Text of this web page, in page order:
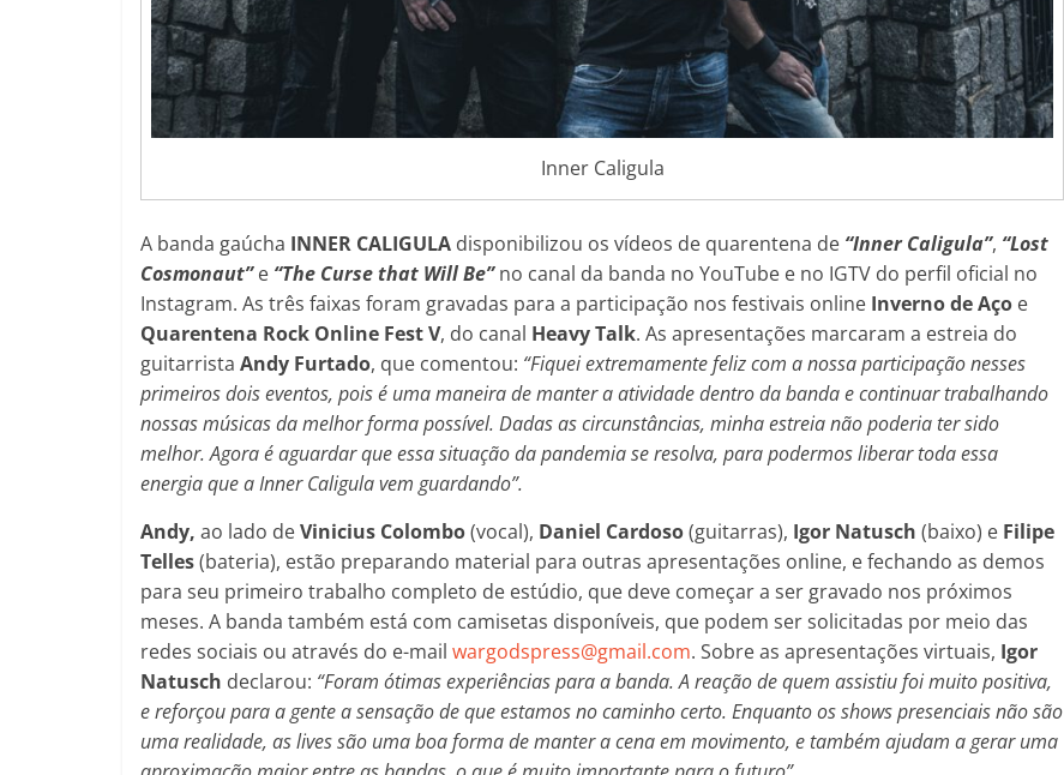
Inner Caligula
A banda gaúcha INNER CALIGULA disponibilizou os vídeos de quarentena de “Inner Caligula”, “Lost
Cosmonaut”e “The Curse that Will Be”no canal da banda no YouTube e no IGTV do perfil oficial no
Instagram. As três faixas foram gravadas para a participação nos festivais online Inverno de Aço e
Quarentena Rock Online Fest V, do canal Heavy Talk. As apresentações marcaram a estreia do
guitarrista Andy Furtado, que comentou: “Fiquei extremamente feliz com a nossa participação nesses
primeiros dois eventos, pois é uma maneira de manter a atividade dentro da banda e continuar trabalhando
nossas músicas da melhor forma possível. Dadas as circunstâncias, minha estreia não poderia ter sido
melhor. Agora é aguardar que essa situação da pandemia se resolva, para podermos liberar toda essa
energia que a Inner Caligula vem guardando”.
Andy, ao lado deVinicius Colombo(vocal), Daniel Cardoso(guitarras), Igor Natusch (baixo) e Filipe
Telles(bateria), estão preparando material para outras apresentações online, e fechando as demos
para seu primeiro trabalho completo de estúdio, que deve começar a ser gravado nos próximos
meses. A banda também está com camisetas disponíveis, que podem ser solicitadas por meio das
redes sociais ou através do e-mail wargodspress@gmail.com. Sobre as apresentações virtuais, Igor
Natusch declarou: “Foram ótimas experiências para a banda. A reação de quem assistiu foi muito positiva,
e reforçou para a gente a sensação de que estamos no caminho certo. Enquanto os shows presenciais não são
uma realidade, as lives são uma boa forma de manter a cena em movimento, e também ajudam a gerar uma